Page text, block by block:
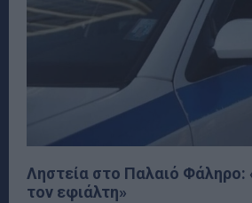
Ληστεία στο Παλαιό
τον εφιάλτη»